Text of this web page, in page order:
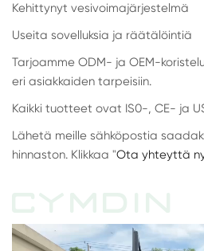
Kehittynyt vesivoimajärjestelmä
Useita sovelluksia ja räätälöintiä
Tarjoamme ODM- ja OEM-
eri asiakkaiden tarpeisiin.
Kaikki tuotteet ovat IS0-, CE- ja
Lähetä meille sähköpostia
hinnaston. Klikkaa "Ota yhteyttä